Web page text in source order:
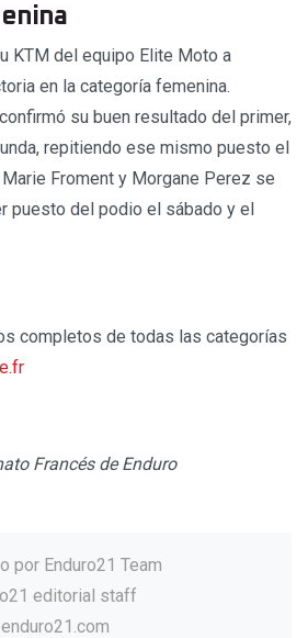
KTM del equipo Elite Moto a
en la categoría femenina.
su buen resultado del primer,
repitiendo ese mismo puesto el
Froment y Morgane Perez se
puesto del podio el sábado y el
completos de todas las categorías
Francés de Enduro
por Enduro21 Team
editorial staff